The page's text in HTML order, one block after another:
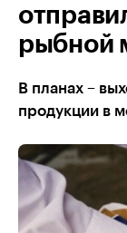
рыбной
В планах –
продукции в